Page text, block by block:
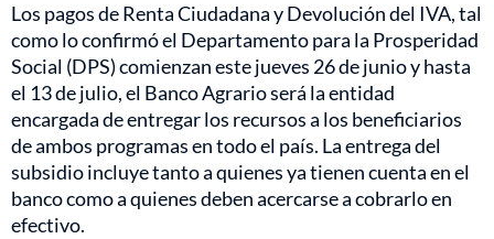
Los pagos de Renta Ciudadana y Devolución del IVA, tal
como lo confirmó el Departamento para la Prosperidad
Social (DPS) comienzan este jueves 26 de junio y hasta
el 13 de julio, el Banco Agrario será la entidad
encargada de entregar los recursos a los beneficiarios
de ambos programas en todo el país. La entrega del
subsidio incluye tanto a quienes ya tienen cuenta en el
banco como a quienes deben acercarse a cobrarlo en
efectivo.